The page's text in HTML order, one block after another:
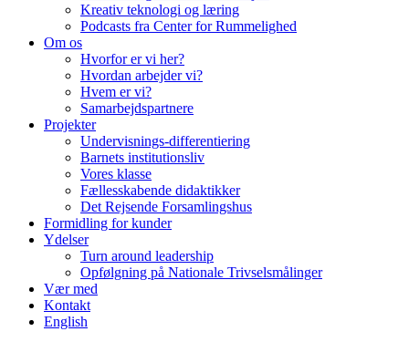
Kreativ teknologi og læring
Podcasts fra Center for Rummelighed
Om os
Hvorfor er vi her?
Hvordan arbejder vi?
Hvem er vi?
Samarbejdspartnere
Projekter
Undervisnings-differentiering
Barnets institutionsliv
Vores klasse
Fællesskabende didaktikker
Det Rejsende Forsamlingshus
Formidling for kunder
Ydelser
Turn around leadership
Opfølgning på Nationale Trivselsmålinger
Vær med
Kontakt
English